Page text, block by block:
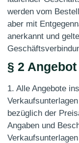
werden vom
aber mit
anerkannt und
§ 2
1. Alle Angebote
bezüglich der
Angaben und